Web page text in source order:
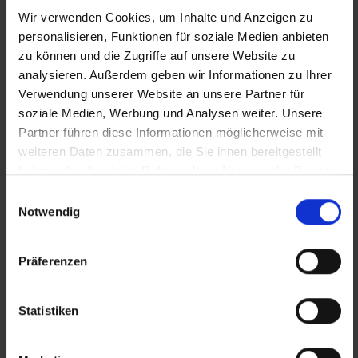
Wir verwenden Cookies, um Inhalte und Anzeigen zu
personalisieren, Funktionen für soziale Medien anbieten
zu können und die Zugriffe auf unsere Website zu
analysieren. Außerdem geben wir Informationen zu Ihrer
Verwendung unserer Website an unsere Partner für
soziale Medien, Werbung und Analysen weiter. Unsere
Partner führen diese Informationen möglicherweise mit
weiteren Daten zusammen, die Sie ihnen bereitgestellt
Notwendig
Präferenzen
Statistiken
Job-TransFair gemeinnützige GmbH
Linke Wienzeile 10/21 (Zentrale)
1060 Wien
office@jobtransfair.at
+43 1 585 39 91
Die Inhalte unserer Webseite können Spuren von KI
unserem
Aktuelle Jobs
Öffnungszeiten